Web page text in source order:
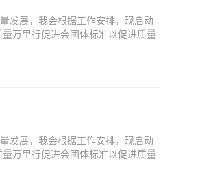
发展，我会根据工作安排，现启动
万里行促进会团体标准以促进质量
发展，我会根据工作安排，现启动
万里行促进会团体标准以促进质量